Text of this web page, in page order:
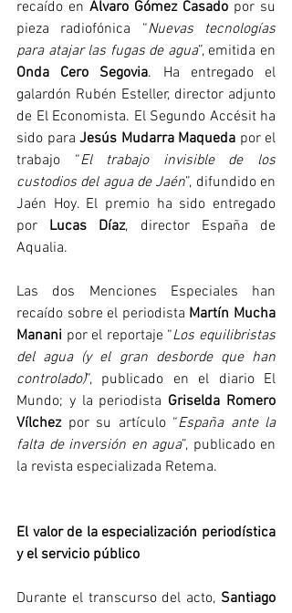
recaído en Álvaro Gómez Casado por su
pieza radiofónica “Nuevas tecnologías
para atajar las fugas de agua
Onda Cero Segovia. Ha entregado el
galardón Rubén Esteller, director adjunto
de El Economista. El Segundo Accésit ha
sido para Jesús Mudarra Maqueda por el
trabajo “El trabajo invisible de los
custodios del agua de Jaén”, difundido en
Jaén Hoy. El premio ha sido entregado
por Lucas Díaz, director España de
Aqualia.
Las dos Menciones Especiales han
recaído sobre el periodista Martín Mucha
Manani por el reportaje “Los equilibristas
del agua (y el gran desborde que han
controlado)”, publicado en el diario El
Mundo; y la periodista Griselda Romero
Vílchez por su artículo “España ante la
falta de inversión en agua”, publicado en
la revista especializada Retema.
El valor de la especialización periodística
y el servicio público
Durante el transcurso del acto, Santiago